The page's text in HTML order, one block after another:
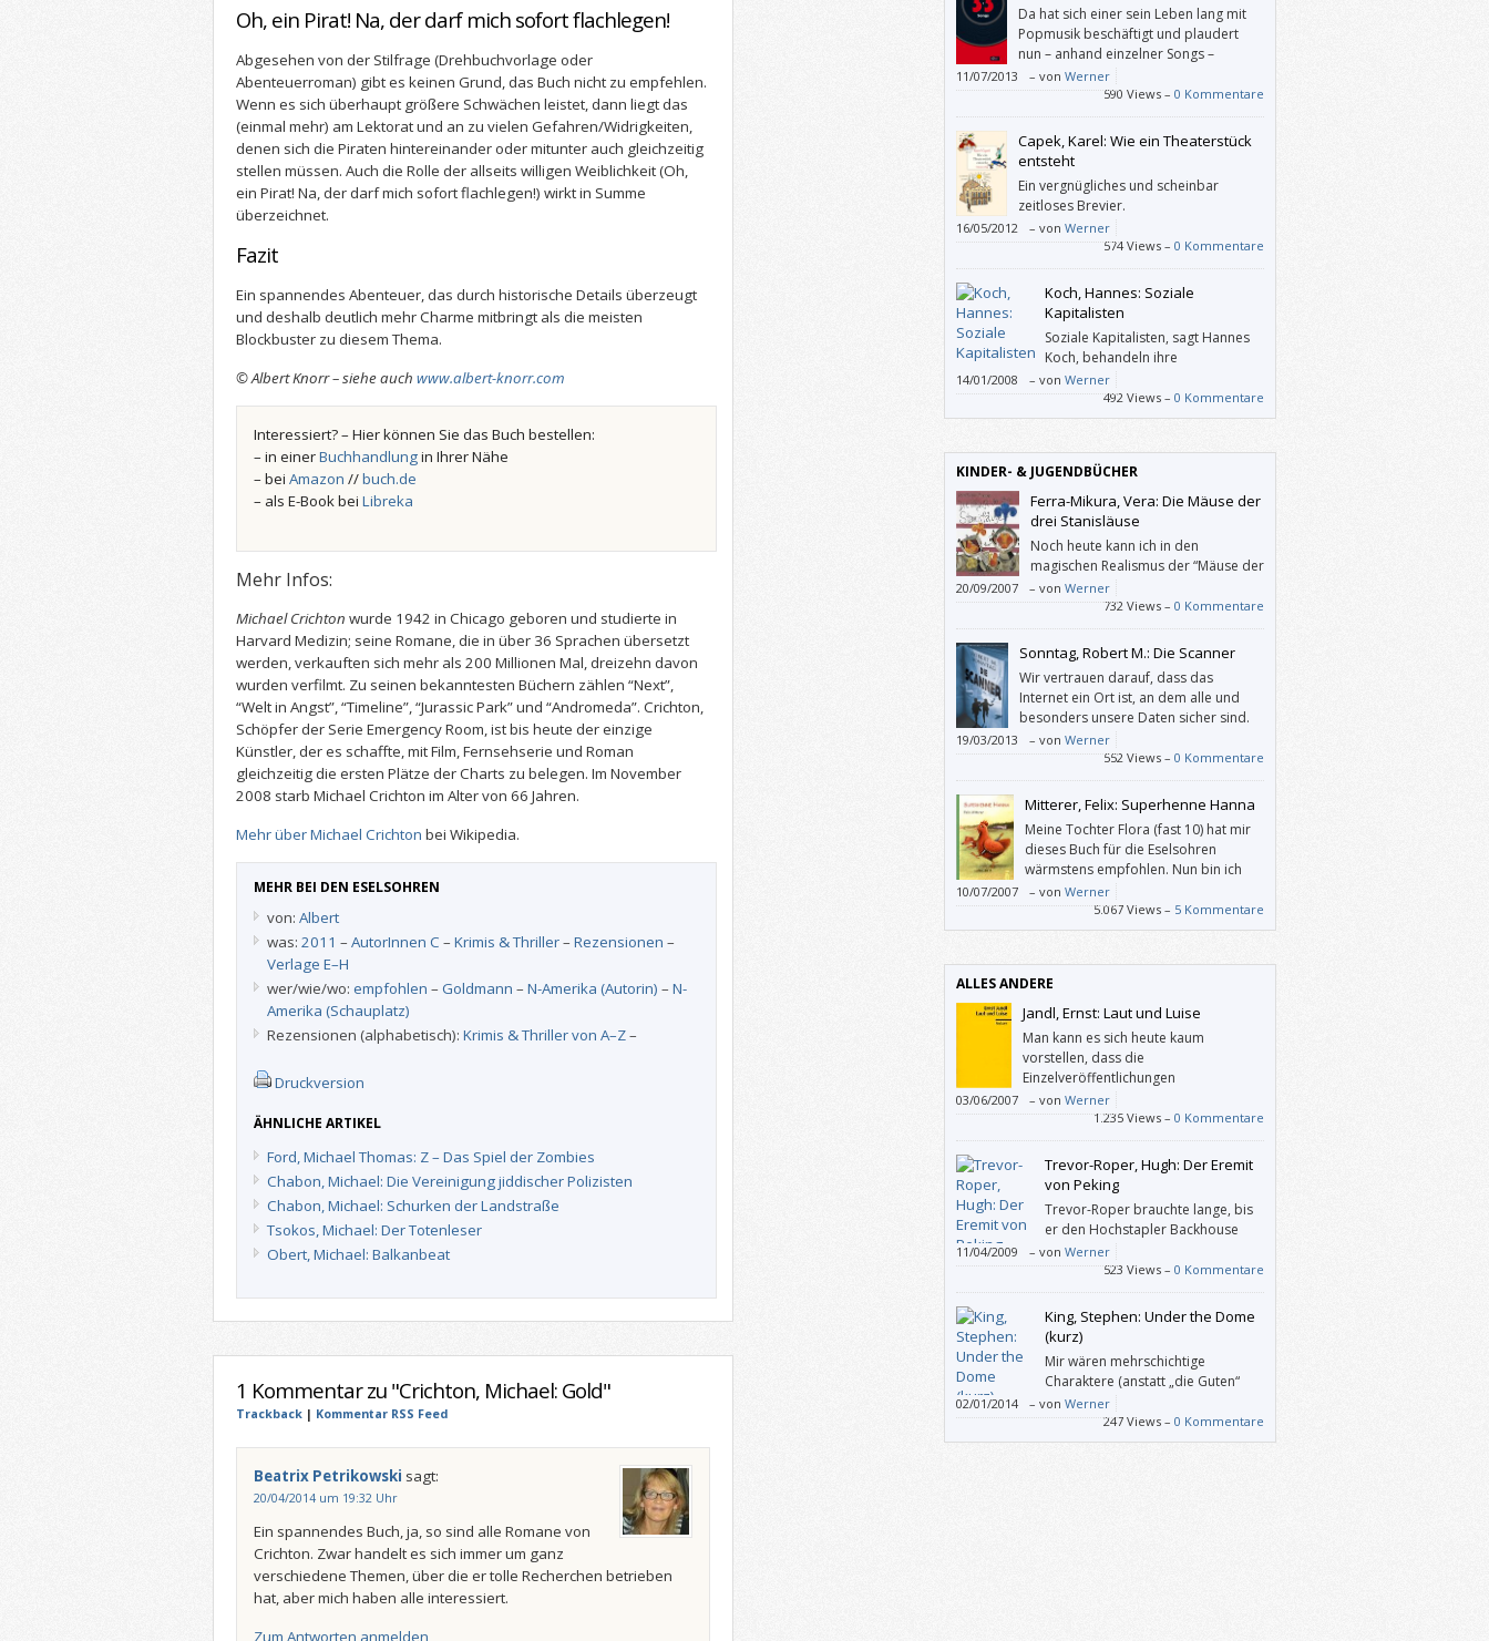
Oh, ein Pirat! Na, der darf mich sofort flachlegen!
Abgesehen von der Stilfrage (Drehbuchvorlage oder
Abenteuerroman) gibt es keinen Grund, das Buch nicht zu empfehlen.
Wenn es sich überhaupt größere Schwächen leistet, dann liegt das
(einmal mehr) am Lektorat und an zu vielen Gefahren/Widrigkeiten,
denen sich die Piraten hintereinander oder mitunter auch gleichzeitig
stellen müssen. Auch die Rolle der allseits willigen Weiblichkeit (Oh,
ein Pirat! Na, der darf mich sofort flachlegen!) wirkt in Summe
überzeichnet.
Fazit
Ein spannendes Abenteuer, das durch historische Details überzeugt
und deshalb deutlich mehr Charme mitbringt als die meisten
Blockbuster zu diesem Thema.
© Albert Knorr – siehe auch www.albert-knorr.com
Interessiert? – Hier können Sie das Buch bestellen:
– in einerBuchhandlungin Ihrer Nähe
– bei Amazon //buch.de
– als E-Book bei Libreka
Mehr Infos:
Michael Crichton wurde 1942 in Chicago geboren und studierte in
Harvard Medizin; seine Romane, die in über 36 Sprachen übersetzt
werden, verkauften sich mehr als 200 Millionen Mal, dreizehn davon
wurden verfilmt. Zu seinen bekanntesten Büchern zählen “Next”,
“Welt in Angst”, “Timeline”, “Jurassic Park” und “Andromeda”. Crichton,
Schöpfer der Serie Emergency Room, ist bis heute der einzige
Künstler, der es schaffte, mit Film, Fernsehserie und Roman
gleichzeitig die ersten Plätze der Charts zu belegen. Im November
2008 starb Michael Crichton im Alter von 66 Jahren.
Mehr über Michael Crichton bei Wikipedia.
MEHR BEI DEN ESELSOHREN
von: Albert
was: 2011 – AutorInnen C – Krimis & Thriller– Rezensionen –
Verlage E–H
wer/wie/wo: empfohlen – Goldmann – N-Amerika (Autorin) – N-
Amerika (Schauplatz)
Rezensionen (alphabetisch): Krimis & Thriller von A–Z–
Druckversion
ÄHNLICHE ARTIKEL
Ford, Michael Thomas: Z – Das Spiel der Zombies
Chabon, Michael: Die Vereinigung jiddischer Polizisten
Chabon, Michael: Schurken der Landstraße
Tsokos, Michael: Der Totenleser
Obert, Michael: Balkanbeat
1 Kommentar zu "Crichton, Michael: Gold"
Trackback | Kommentar RSS Feed
Beatrix Petrikowski sagt:
20/04/2014 um 19:32 Uhr
Ein spannendes Buch, ja, so sind alle Romane von
Crichton. Zwar handelt es sich immer um ganz
verschiedene Themen, über die er tolle Recherchen betrieben
hat, aber mich haben alle interessiert.
Zum Antworten anmelden
Da hat sich einer sein Leben lang mit
Popmusik beschäftigt und plaudert
nun – anhand einzelner Songs –
darüber. Sehr bereichernd.
11/07/2013 – von Werner
590 Views – 0 Kommentare
Capek, Karel: Wie ein Theaterstück
entsteht
Ein vergnügliches und scheinbar
zeitloses Brevier.
16/05/2012 – von Werner
574 Views – 0 Kommentare
Koch, Hannes: Soziale
Kapitalisten
Soziale Kapitalisten, sagt Hannes
Koch, behandeln ihre
Beschäftigten anständig, zahlen
vernünftige Löhne, beteiligen die Belegschaft am
Gewinn oder gehen sorgsam mit den natürlichen
betriebswirtschaftlich erfolgreich, gerade weil sie
verantwortlich arbeiten – und nicht, obwohl sie
höhere soziale und ökologische Standards
anwenden.
14/01/2008 – von Werner
492 Views – 0 Kommentare
KINDER- & JUGENDBÜCHER
Ferra-Mikura, Vera: Die Mäuse der
drei Stanisläuse
Noch heute kann ich in den
magischen Realismus der “Mäuse der
drei Stanisläuse” mühelos
eintauchen.
20/09/2007 – von Werner
732 Views – 0 Kommentare
Sonntag, Robert M.: Die Scanner
Wir vertrauen darauf, dass das
Internet ein Ort ist, an dem alle und
besonders unsere Daten sicher sind.
Doch wer kontrolliert das? Wer könnte
diese Daten – und uns – kontrollieren (wollen)?
Und wer von den heute Geborenen könnte in 22
Jahren ein Scanner wie Rob werden?
19/03/2013 – von Werner
552 Views – 0 Kommentare
Mitterer, Felix: Superhenne Hanna
Meine Tochter Flora (fast 10) hat mir
dieses Buch für die Eselsohren
wärmstens empfohlen. Nun bin ich
zwar kein Mitterer-Fan, weil ich der
Ansicht bin, dass weniger oft mehr ist, und weil
dieser Autor in seine Dramen gerne möglichst
“Superhenne Hanna” macht er gerade das nicht.
10/07/2007 – von Werner
5.067 Views – 5 Kommentare
ALLES ANDERE
Jandl, Ernst: Laut und Luise
Man kann es sich heute kaum
vorstellen, dass die
Einzelveröffentlichungen
experimenteller Gedichte von Jandl in
den späten 1950er Jahren Entrüstungsstürme bei
der konservativen Kritik ausgelöst haben.
03/06/2007 – von Werner
1.235 Views – 0 Kommentare
Trevor-Roper, Hugh: Der Eremit
von Peking
Trevor-Roper brauchte lange, bis
er den Hochstapler Backhouse
entlarven konnte. Und er nimmt
die LeserInnen gewissermaßen an der Hand und
präsentiert ihnen erst einmal die glänzende
öffentliche Figur Backhouse. Dann kratzt er
Lebensphase für Lebensphase den Lack ab, bis
von dem anfangs imposanten Menschen nur
noch ein erbärmlicher Rest übrig bleibt.
11/04/2009 – von Werner
523 Views – 0 Kommentare
King, Stephen: Under the Dome
(kurz)
Mir wären mehrschichtige
Charaktere (anstatt „die Guten“
und „die Bösen“) lieber gewesen,
und Kings „Erklärungen“ des Unerklärlichen
waren für mich noch nie befriedigend.
02/01/2014 – von Werner
247 Views – 0 Kommentare